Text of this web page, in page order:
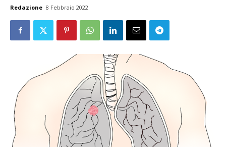
Redazione 8 Febbraio 2022